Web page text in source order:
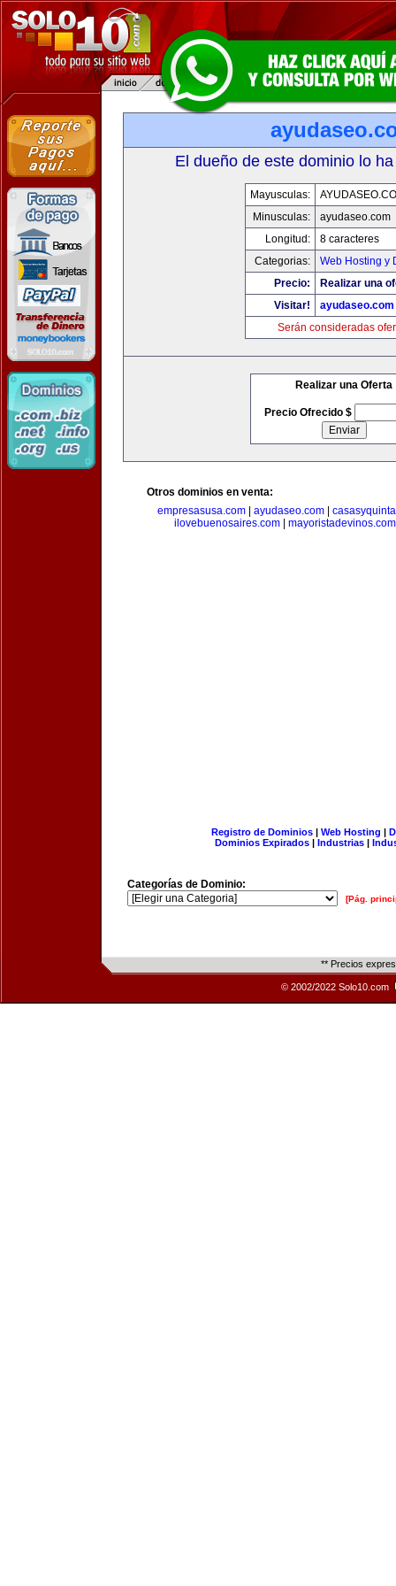
El dueño de este dominio lo
Mayusculas:
Minusculas:
ayudaseo.com
Longitud:
8 caracteres
Categorias:
Web Hosting y
Precio:
Realizar una
Visitar!
ayudaseo.com
Serán consideradas
Realizar una Oferta
Precio Ofrecido $
Otros dominios en venta:
empresasusa.com
ayudaseo.com
ilovebuenosaires.com| mayoristadevinos.com
Registro de Dominios| Web Hosting |
Dominios Expirados | Industrias |
Categorías de Dominio:
[Pág.
** Precios
© 2002/2022 Solo10.com